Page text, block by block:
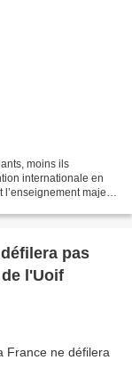
moins ils
internationale en
majeur
pas
l'Uoif